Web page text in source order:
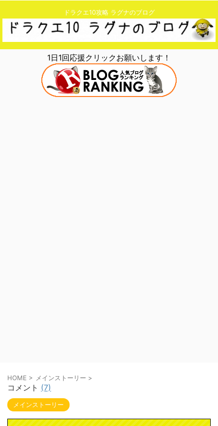
ドラクエ10攻略 ラグナのブログ
1日1回応援クリックお願いします！
HOME > メインストーリー >
コメント (7)
メインストーリー